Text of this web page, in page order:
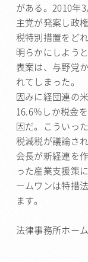
がある。2010年
主党が発案し政
税特別措置をど
明らかにしよう
表案は、与野党
れてしまった。
因みに経団連の
16.6％しか税金
因だ。こういっ
税減税が議論さ
会長が新経連を
った産業支援策
ームワンは特措
ます。
法律事務所ホー